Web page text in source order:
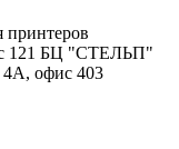
121 БЦ "СТЕЛЬП"
офис 403